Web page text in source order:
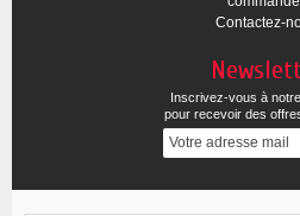
Contactez-
Inscrivez-vous à
pour recevoir des